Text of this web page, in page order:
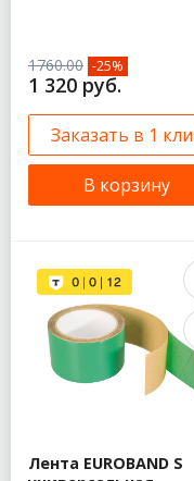
1760.00 -25%
1 320 руб.
Заказать в 1
В корзину
Лента EUROBAND S